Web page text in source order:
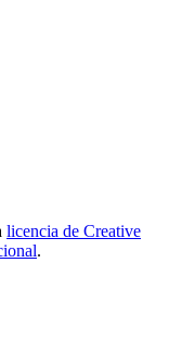
licencia de Creative
.